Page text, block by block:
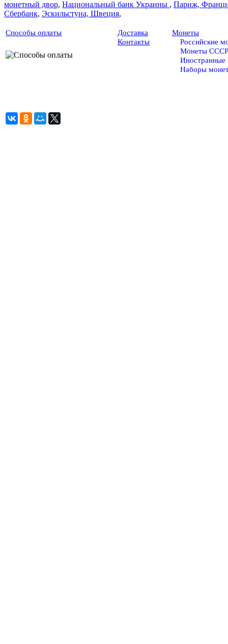
монетный двор, Национальный банк Украины , Париж,
Сбербанк, Эскильстуна, Швеция,
Способы оплаты
Доставка
Контакты
Монеты
Российские
Монеты СССР
Иностранные
Наборы